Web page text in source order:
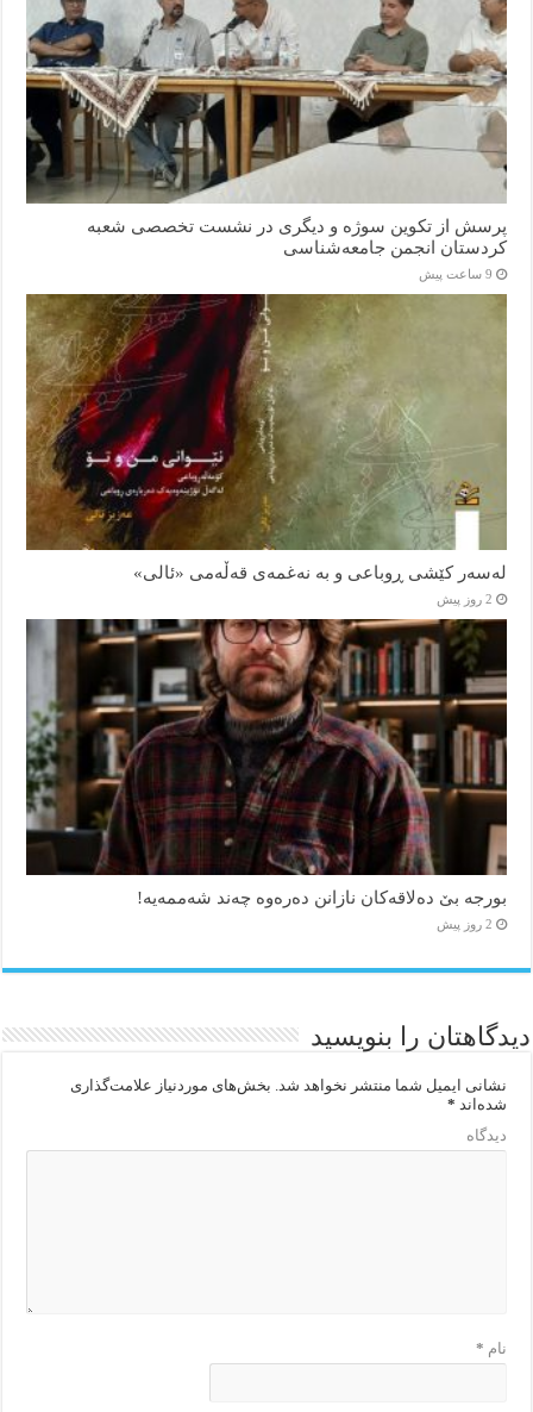
پرسش از تکوین سوژه و دیگری در نشست تخصصی شعبه
کردستان انجمن جامعه‌شناسی
9 ساعت پیش
لەسەر کێشی ڕوباعی و به نەغمەی قەڵەمی «ئالی»
2 روز پیش
بورجە بێ دەلاقەکان نازانن دەرەوە چەند شەممەیە!
2 روز پیش
دیدگاهتان را بنویسید
نشانی ایمیل شما منتشر نخواهد شد. بخش‌های موردنیاز علامت‌گذاری
شده‌اند *
دیدگاه
نام *